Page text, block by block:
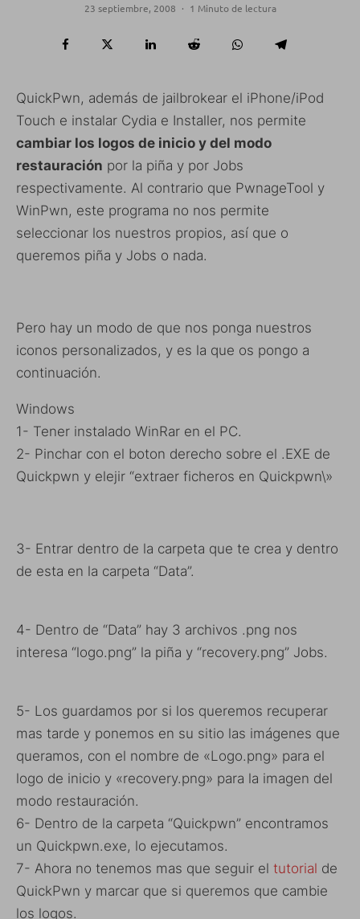
23 septiembre, 2008 · 1 Minuto de lectura
QuickPwn, además de jailbrokear el iPhone/iPod
Touch e instalar Cydia e Installer, nos permite
cambiar los logos de inicio y del modo
restauración por la piña y por Jobs
respectivamente. Al contrario que PwnageTool y
WinPwn, este programa no nos permite
seleccionar los nuestros propios, así que o
queremos piña y Jobs o nada.
Pero hay un modo de que nos ponga nuestros
iconos personalizados, y es la que os pongo a
continuación.
Windows
1- Tener instalado WinRar en el PC.
2- Pinchar con el boton derecho sobre el .EXE de
Quickpwn y elejir “extraer ficheros en Quickpwn\»
3- Entrar dentro de la carpeta que te crea y dentro
de esta en la carpeta “Data”.
4- Dentro de “Data” hay 3 archivos .png nos
interesa “logo.png” la piña y “recovery.png” Jobs.
5- Los guardamos por si los queremos recuperar
mas tarde y ponemos en su sitio las imágenes que
queramos, con el nombre de «Logo.png» para el
logo de inicio y «recovery.png» para la imagen del
modo restauración.
6- Dentro de la carpeta “Quickpwn” encontramos
un Quickpwn.exe, lo ejecutamos.
7- Ahora no tenemos mas que seguir el tutorial de
QuickPwn y marcar que si queremos que cambie
los logos.